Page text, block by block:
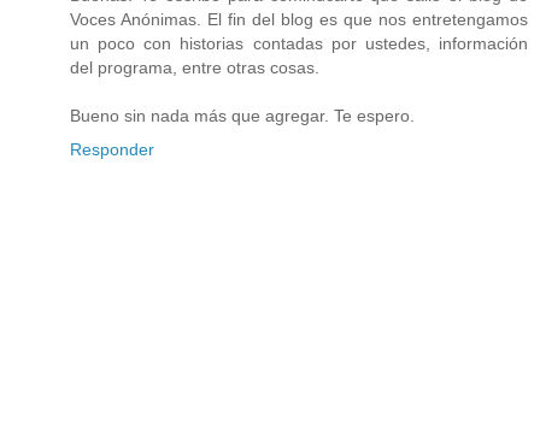
Voces Anónimas. El fin del blog es que nos entretengamos
un poco con historias contadas por ustedes, información
del programa, entre otras cosas.
Bueno sin nada más que agregar. Te espero.
Responder